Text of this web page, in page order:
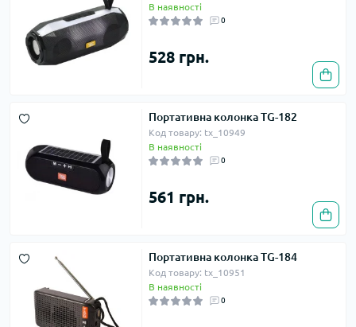
В наявності
0
528 грн.
Портативна колонка TG-182
Код товару: tx_10949
В наявності
0
561 грн.
Портативна колонка TG-184
Код товару: tx_10951
В наявності
0